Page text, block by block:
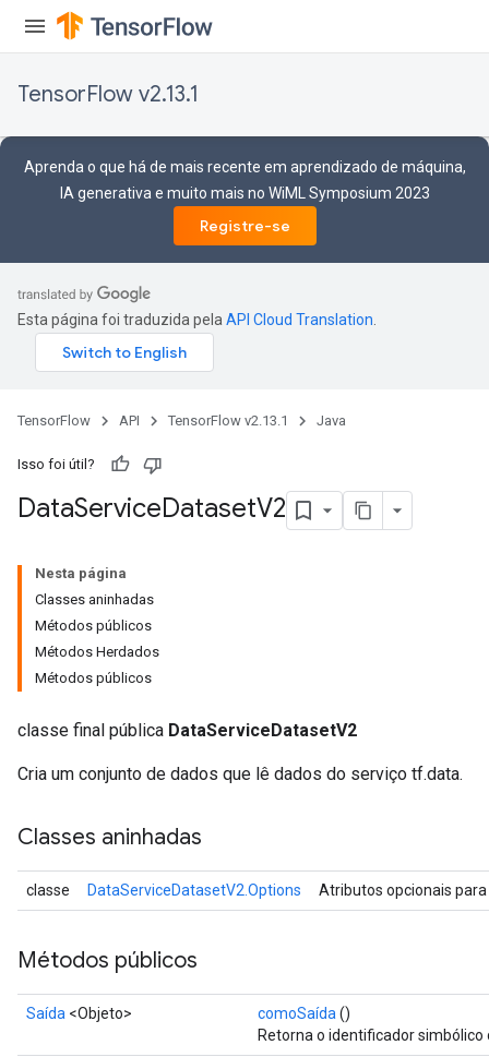
TensorFlow v2.13.1
Aprenda o que há de mais recente em aprendizado de máquina,
IA generativa e muito mais no WiML Symposium 2023
Registre-se
Esta página foi traduzida pela API Cloud Translation
TensorFlow API TensorFlow v2.13.1 Java
Isso foi útil?
DataServiceDatasetV2
Nesta página
Classes aninhadas
Métodos públicos
Métodos Herdados
Métodos públicos
classe final pública DataServiceDatasetV2
Cria um conjunto de dados que lê dados do serviço tf.data.
Classes aninhadas
classe DataServiceDatasetV2.Options Atributos opcionais para
Métodos públicos
Saída <Objeto> comoSaída ()
Retorna o identificador simbólico